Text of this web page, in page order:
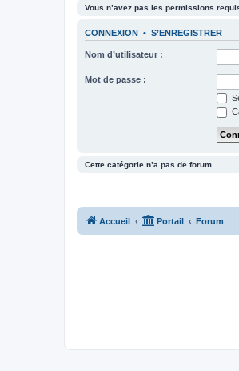
Vous n’avez pas les permissions
CONNEXION • S’ENREGISTRER
Nom d’utilisateur :
Mot de passe :
Cette catégorie n’a pas de forum.
Accueil Portail Forum